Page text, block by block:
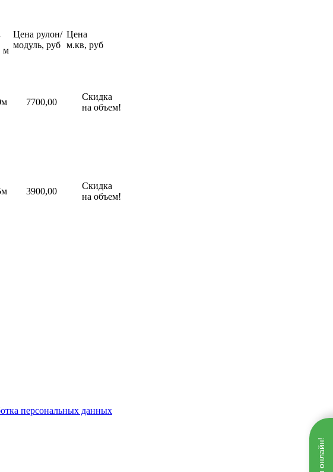
м
Цена рулон/
модуль, руб
Цена
м.кв, руб
7700,00
Скидка
на объем!
3900,00
Скидка
на объем!
персональных данных